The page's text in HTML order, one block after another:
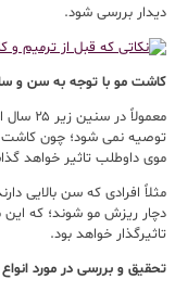
دیدار بررسی شود.
کاشت مو با توجه به سن و
معمولاً در سنین زیر ۲۵ سال انجام عمل های متفاوت در این زمینه یعنی
توصیه نمی شود؛ چون
موی داوطلب تاثیر خواهد
مثلاً افرادی که سن بالایی
دچار ریزش مو شوند؛ که
تاثیرگذار خواهد بود.
تحقیق و بررسی در مورد